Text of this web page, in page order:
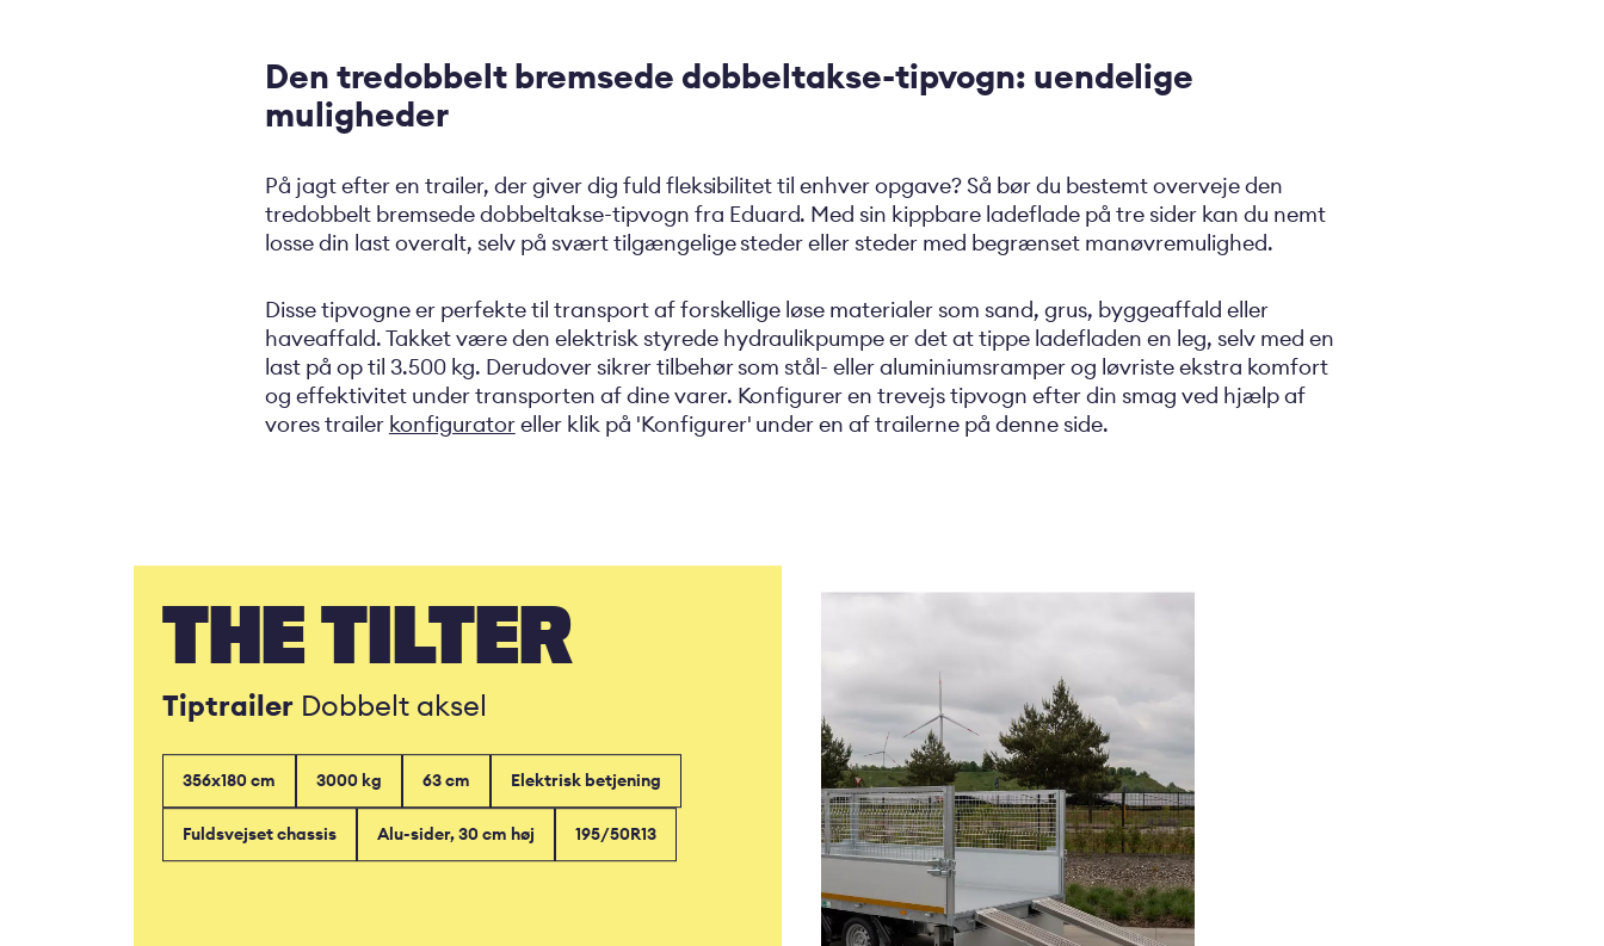
Den tredobbelt bremsede dobbeltakse-tipvogn: uendelige
muligheder
På jagt efter en trailer, der giver dig fuld fleksibilitet til enhver opgave? Så bør du bestemt overveje den
tredobbelt bremsede dobbeltakse-tipvogn fra Eduard. Med sin kippbare ladeflade på tre sider kan du nemt
losse din last overalt, selv på svært tilgængelige steder eller steder med begrænset manøvremulighed.
Disse tipvogne er perfekte til transport af forskellige løse materialer som sand, grus, byggeaffald eller
haveaffald. Takket være den elektrisk styrede hydraulikpumpe er det at tippe ladefladen en leg, selv med en
last på op til 3.500 kg. Derudover sikrer tilbehør som stål- eller aluminiumsramper og løvriste ekstra komfort
og effektivitet under transporten af dine varer. Konfigurer en trevejs tipvogn efter din smag ved hjælp af
vores trailer konfiguratoreller klik på 'Konfigurer' under en af trailerne på denne side.
THE TILTER
TiptrailerDobbelt aksel
356x180 cm 3000 kg 63 cm Elektrisk betjening
Fuldsvejset chassis Alu-sider, 30 cm høj 195/50R13